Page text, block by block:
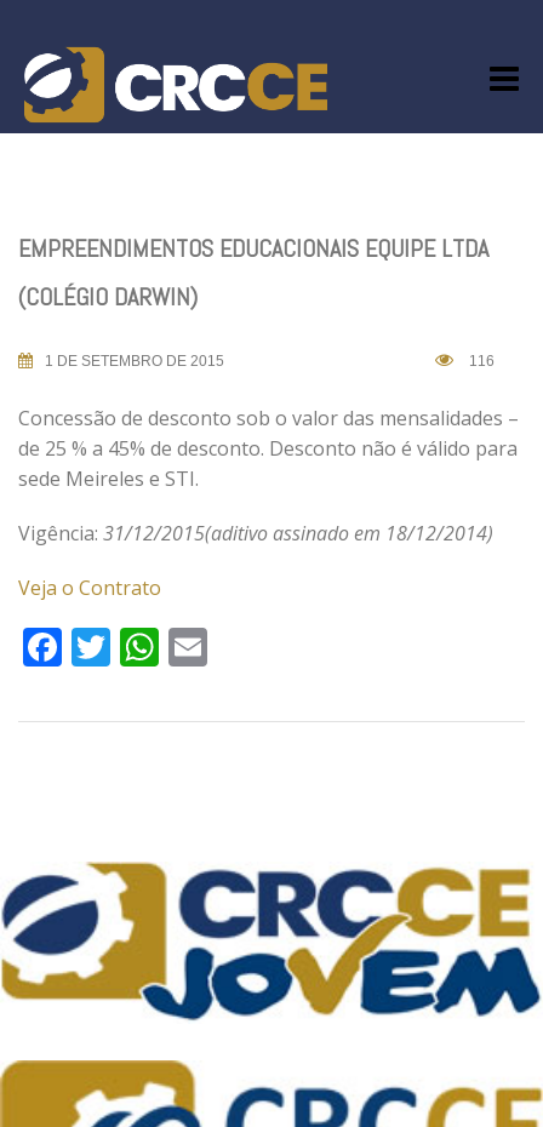
content
EMPREENDIMENTOS EDUCACIONAIS EQUIPE LTDA
(COLÉGIO DARWIN)
1 DE SETEMBRO DE 2015 116
Concessão de desconto sob o valor das mensalidades –
de 25 % a 45% de desconto. Desconto não é válido para
sede Meireles e STI.
Vigência: 31/12/2015(aditivo assinado em 18/12/2014)
Veja o Contrato
Facebook
TwitterWhatsApp